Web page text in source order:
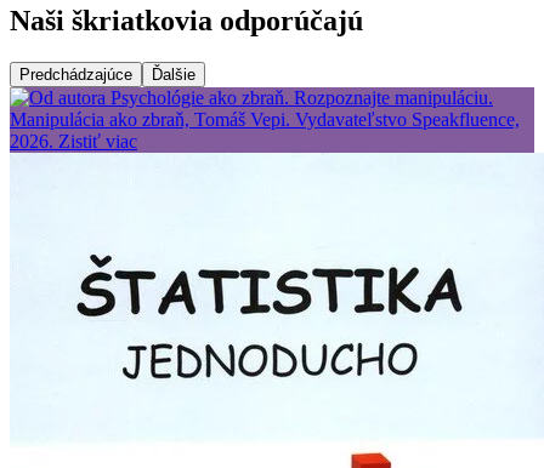
Naši škriatkovia odporúčajú
Predchádzajúce Ďalšie